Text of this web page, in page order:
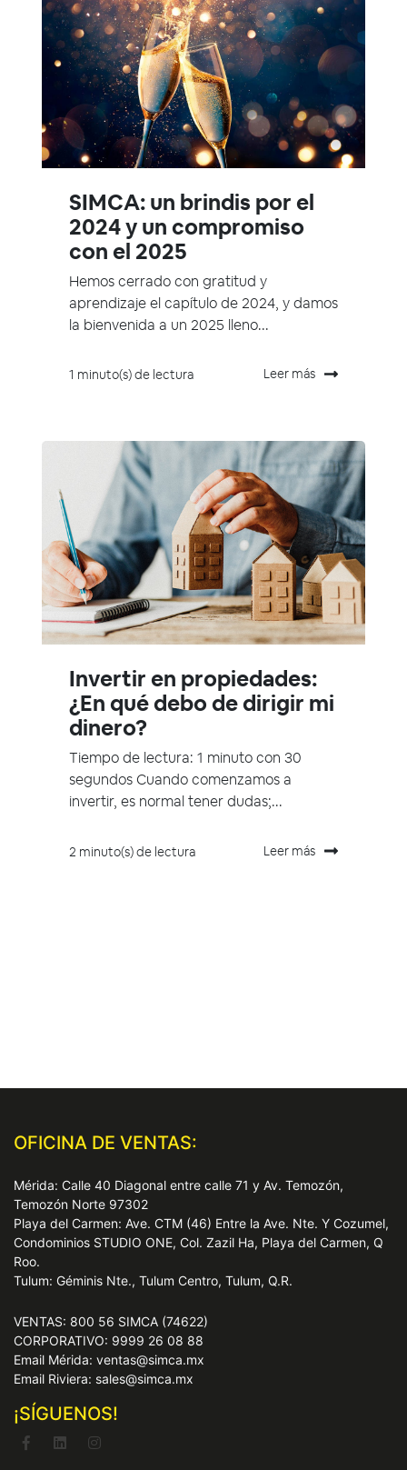
SIMCA: un brindis por el
2024 y un compromiso
con el 2025
Hemos cerrado con gratitud y
aprendizaje el capítulo de 2024, y damos
la bienvenida a un 2025 lleno...
1 minuto(s) de lectura Leer más
Invertir en propiedades:
¿En qué debo de dirigir mi
dinero?
Tiempo de lectura: 1 minuto con 30
segundos Cuando comenzamos a
invertir, es normal tener dudas;...
2 minuto(s) de lectura Leer más
OFICINA DE VENTAS:
Mérida: Calle 40 Diagonal entre calle 71 y Av. Temozón,
Temozón Norte 97302
Playa del Carmen: Ave. CTM (46) Entre la Ave. Nte. Y Cozumel,
Condominios STUDIO ONE, Col. Zazil Ha, Playa del Carmen, Q
Roo.
Tulum: Géminis Nte., Tulum Centro, Tulum, Q.R.
VENTAS: 800 56 SIMCA (74622)
CORPORATIVO: 9999 26 08 88
Email Mérida: ventas@simca.mx
Email Riviera: sales@simca.mx
¡SÍGUENOS!